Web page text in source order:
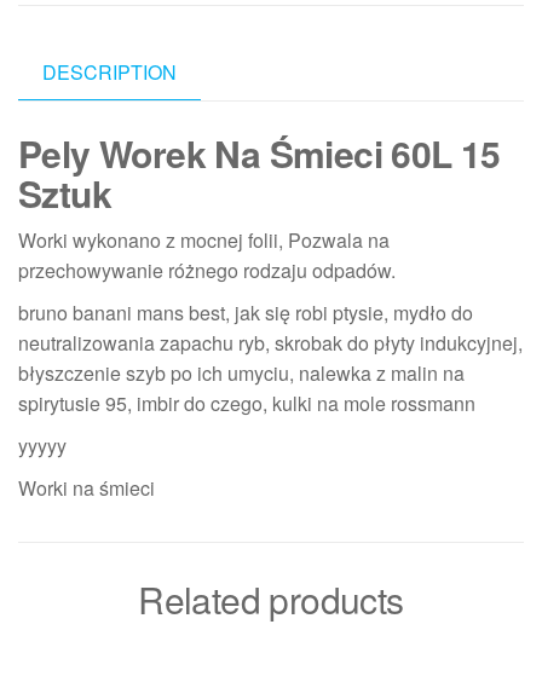
DESCRIPTION
Pely Worek Na Śmieci 60L 15
Sztuk
Worki wykonano z mocnej folii, Pozwala na
przechowywanie różnego rodzaju odpadów.
bruno banani mans best, jak się robi ptysie, mydło do
neutralizowania zapachu ryb, skrobak do płyty indukcyjnej,
błyszczenie szyb po ich umyciu, nalewka z malin na
spirytusie 95, imbir do czego, kulki na mole rossmann
yyyyy
Worki na śmieci
Related products